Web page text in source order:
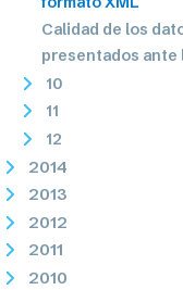
Calidad de los
presentados ante
10
11
12
2014
2013
2012
2011
2010